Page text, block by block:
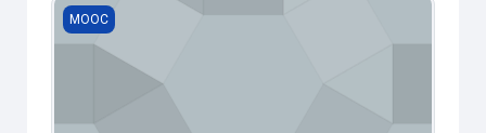
La comunicación educativa orientacional: enfoque
MOOC